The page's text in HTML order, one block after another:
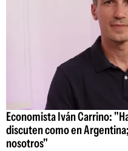
Economista Iván Carrino:
discuten como en
nosotros"